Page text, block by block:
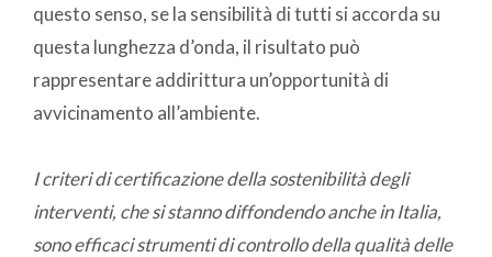
questo senso, se la sensibilità di tutti si accorda su
questa lunghezza d’onda, il risultato può
rappresentare addirittura un’opportunità di
avvicinamento all’ambiente.
I criteri di certificazione della sostenibilità degli
interventi, che si stanno diffondendo anche in Italia,
sono efficaci strumenti di controllo della qualità delle